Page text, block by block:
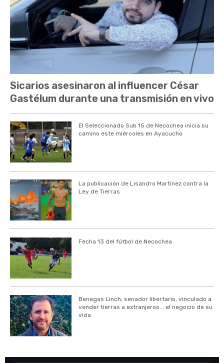
Sicarios asesinaron al influencer César
Gastélum durante una transmisión en vivo
El Seleccionado Sub 15 de Necochea inicia su
camino este miércoles en Ayacucho
La publicación de Lisandro Martínez contra la
Ley de Tierras
Fecha 13 del fútbol de Necochea
Benegas Linch, senador libertario, vinculado a
vender tierras a extranjeros... el negocio de su
vida